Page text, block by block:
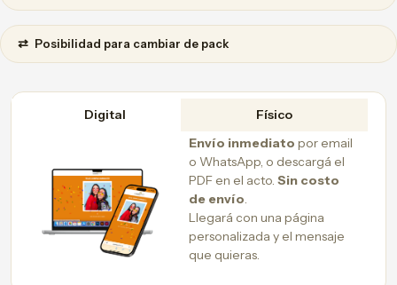
⇄ Posibilidad para cambiar de pack
Digital
Físico
Envío inmediato por email
o WhatsApp, o descargá el
PDF en el acto. Sin costo
de envío.
Llegará con una página
personalizada y el mensaje
que quieras.